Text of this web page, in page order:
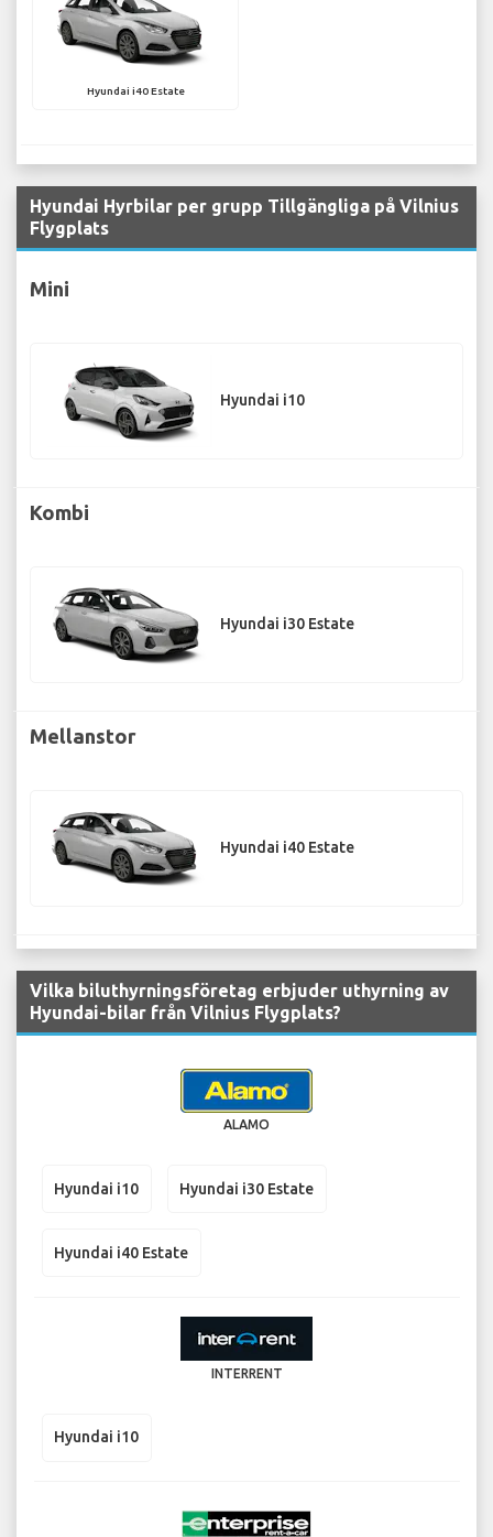
Hyundai i40 Estate
Hyundai Hyrbilar per grupp Tillgängliga på Vilnius
Flygplats
Mini
Hyundai i10
Kombi
Hyundai i30 Estate
Mellanstor
Hyundai i40 Estate
Vilka biluthyrningsföretag erbjuder uthyrning av
Hyundai-bilar från Vilnius Flygplats?
ALAMO
Hyundai i10 Hyundai i30 Estate
Hyundai i40 Estate
INTERRENT
Hyundai i10